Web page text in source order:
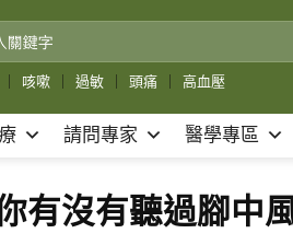
咳嗽 過敏 頭痛 高血壓
請問專家 醫學專區
有沒有聽過腳中